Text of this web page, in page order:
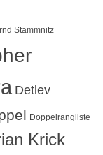
Stammnitz
Detlev
Doppelrangliste
Krick